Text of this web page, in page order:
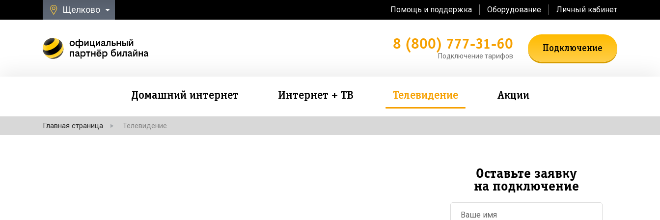
Щелково Помощь и поддержка Оборудование Личный кабинет
8 (800) 777-31-60
Подключение тарифов
Подключение
Домашний интернет Интернет + ТВ Телевидение Акции
Главная страница Телевидение
Оставьте заявку
на подключение